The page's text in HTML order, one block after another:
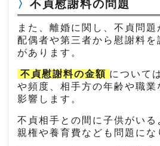
不貞慰謝料の問題
また、離婚に関し、不貞問題
配偶者や第三者から慰謝料を
があります。
不貞慰謝料の金額 について
や頻度、相手方の年齢や職業
影響します。
不貞相手との間に子供がいる
親権や養育費なども問題にな